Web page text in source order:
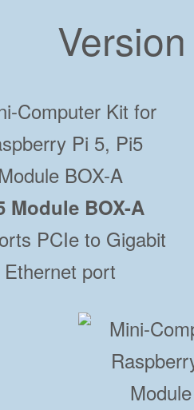
Module BOX-A
PCIe to Gigabit
Ethernet port